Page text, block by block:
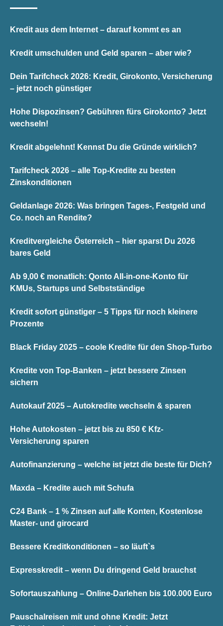
Kredit aus dem Internet – darauf kommt es an
Kredit umschulden und Geld sparen – aber wie?
Dein Tarifcheck 2026: Kredit, Girokonto, Versicherung
– jetzt noch günstiger
Hohe Dispozinsen? Gebühren fürs Girokonto? Jetzt
wechseln!
Kredit abgelehnt! Kennst Du die Gründe wirklich?
Tarifcheck 2026 – alle Top-Kredite zu besten
Zinskonditionen
Geldanlage 2026: Was bringen Tages-, Festgeld und
Co. noch an Rendite?
Kreditvergleiche Österreich – hier sparst Du 2026
bares Geld
Ab 9,00 € monatlich: Qonto All-in-one-Konto für
KMUs, Startups und Selbstständige
Kredit sofort günstiger – 5 Tipps für noch kleinere
Prozente
Black Friday 2025 – coole Kredite für den Shop-Turbo
Kredite von Top-Banken – jetzt bessere Zinsen
sichern
Autokauf 2025 – Autokredite wechseln & sparen
Hohe Autokosten – jetzt bis zu 850 € Kfz-
Versicherung sparen
Autofinanzierung – welche ist jetzt die beste für Dich?
Maxda – Kredite auch mit Schufa
C24 Bank – 1 % Zinsen auf alle Konten, Kostenlose
Master- und girocard
Bessere Kreditkonditionen – so läuft`s
Expresskredit – wenn Du dringend Geld brauchst
Sofortauszahlung – Online-Darlehen bis 100.000 Euro
Pauschalreisen mit und ohne Kredit: Jetzt